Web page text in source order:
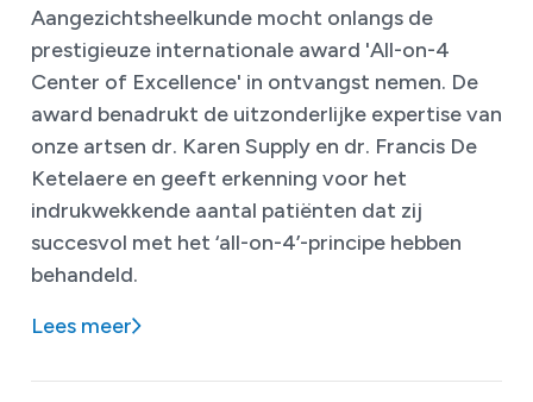
Aangezichtsheelkunde mocht onlangs de
prestigieuze internationale award 'All-on-4
Center of Excellence' in ontvangst nemen. De
award benadrukt de uitzonderlijke expertise van
onze artsen dr. Karen Supply en dr. Francis De
Ketelaere en geeft erkenning voor het
indrukwekkende aantal patiënten dat zij
succesvol met het ‘all-on-4’-principe hebben
behandeld.
Lees meer